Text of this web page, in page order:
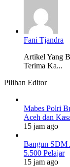
Fani Tjandra
Artikel Yang
Terima Ka...
Pilihan Editor
Mabes Polri
Aceh dan
15 jam ago
Bangun SDM
5.500 Pelajar
15 jam ago